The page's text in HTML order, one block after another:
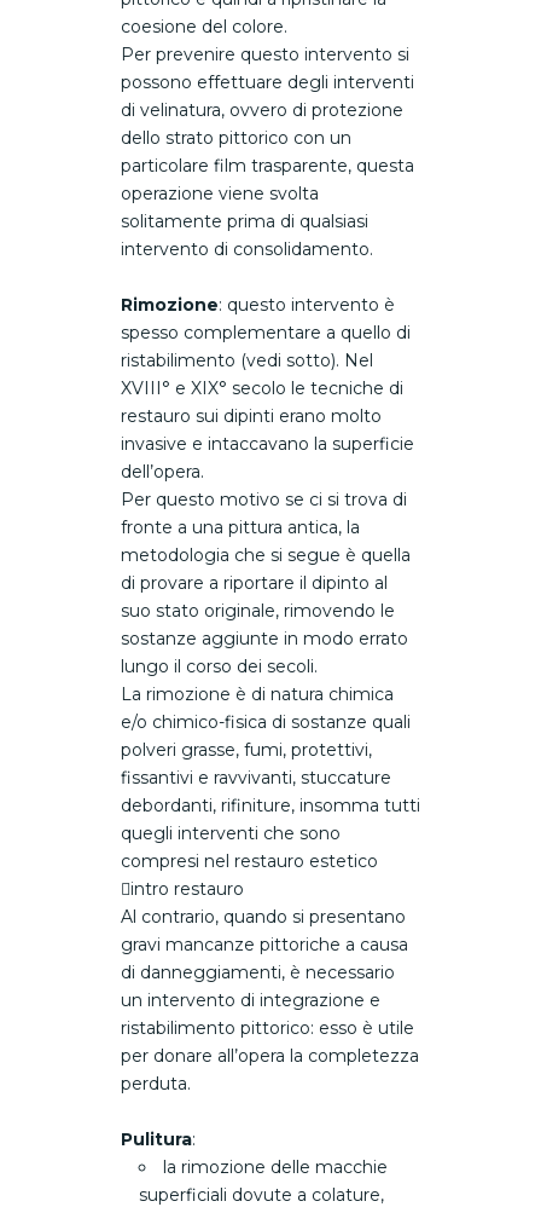
coesione del colore.
Per prevenire questo intervento si
possono effettuare degli interventi
di velinatura, ovvero di protezione
dello strato pittorico con un
particolare film trasparente, questa
operazione viene svolta
solitamente prima di qualsiasi
intervento di consolidamento.
Rimozione: questo intervento è
spesso complementare a quello di
ristabilimento (vedi sotto). Nel
XVIII° e XIX° secolo le tecniche di
restauro sui dipinti erano molto
invasive e intaccavano la superficie
dell’opera.
Per questo motivo se ci si trova di
fronte a una pittura antica, la
metodologia che si segue è quella
di provare a riportare il dipinto al
suo stato originale, rimovendo le
sostanze aggiunte in modo errato
lungo il corso dei secoli.
La rimozione è di natura chimica
e/o chimico-fisica di sostanze quali
polveri grasse, fumi, protettivi,
fissantivi e ravvivanti, stuccature
debordanti, rifiniture, insomma tutti
quegli interventi che sono
compresi nel restauro estetico
intro restauro
Al contrario, quando si presentano
gravi mancanze pittoriche a causa
di danneggiamenti, è necessario
un intervento di integrazione e
ristabilimento pittorico: esso è utile
per donare all’opera la completezza
perduta.
Pulitura:
la rimozione delle macchie
superficiali dovute a colature,